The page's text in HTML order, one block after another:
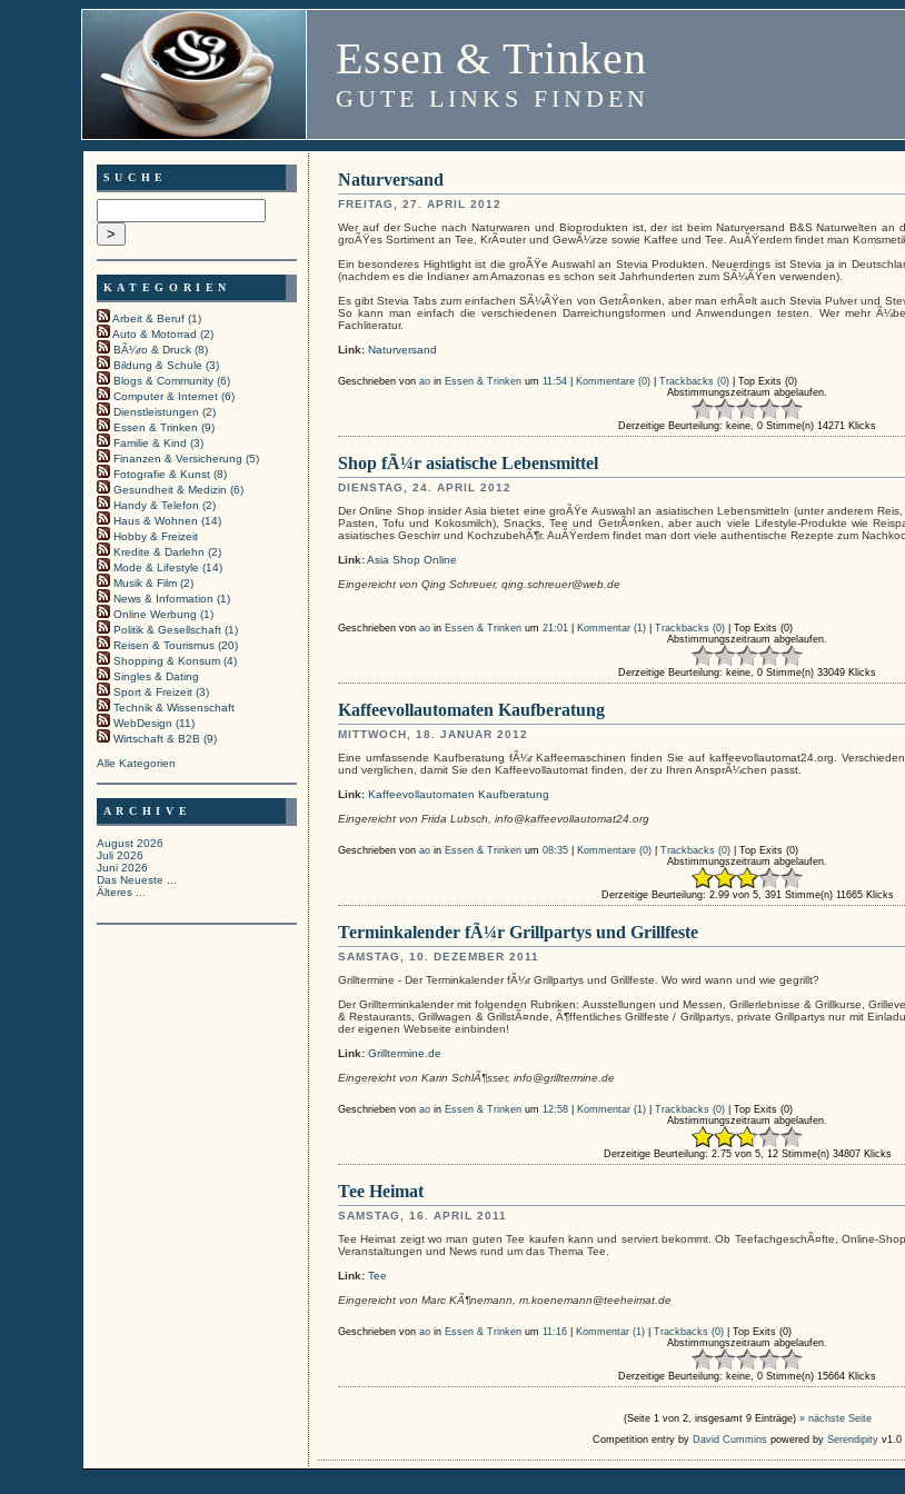
Essen & Trinken
GUTE LINKS FINDEN
SUCHE
KATEGORIEN
Arbeit & Beruf (1)
Auto & Motorrad (2)
BÃ¼ro & Druck (8)
Bildung & Schule (3)
Blogs & Community (6)
Computer & Internet (6)
Dienstleistungen (2)
Essen & Trinken (9)
Familie & Kind (3)
Finanzen & Versicherung (5)
Fotografie & Kunst (8)
Gesundheit & Medizin (6)
Handy & Telefon (2)
Haus & Wohnen (14)
Hobby & Freizeit
Kredite & Darlehn (2)
Mode & Lifestyle (14)
Musik & Film (2)
News & Information (1)
Online Werbung (1)
Politik & Gesellschaft (1)
Reisen & Tourismus (20)
Shopping & Konsum (4)
Singles & Dating
Sport & Freizeit (3)
Technik & Wissenschaft
WebDesign (11)
Wirtschaft & B2B (9)
Alle Kategorien
ARCHIVE
August 2026
Juli 2026
Juni 2026
Das Neueste ...
Älteres ...
Naturversand
FREITAG, 27. APRIL 2012
Wer auf der Suche nach Naturwaren und Bioprodukten ist, der ist beim Naturversand B&S Naturwelten an
groÃŸes Sortiment an Tee, KrÃ¤uter und GewÃ¼rze sowie Kaffee und Tee. AuÃŸerdem findet man
Ein besonderes Hightlight ist die groÃŸe Auswahl an Stevia Produkten. Neuerdings ist Stevia ja in
(nachdem es die Indianer am Amazonas es schon seit Jahrhunderten zum SÃ¼ÃŸen verwenden).
Es gibt Stevia Tabs zum einfachen SÃ¼ÃŸen von GetrÃ¤nken, aber man erhÃ¤lt auch Stevia Pulver und
So kann man einfach die verschiedenen Darreichungsformen und Anwendungen testen. Wer mehr
Fachliteratur.
Link: Naturversand
Geschrieben von aoin Essen & Trinkenum 11:54| Kommentare (0)| Trackbacks (0) Top Exits (0)
Abstimmungszeitraum abgelaufen.
Derzeitige Beurteilung: keine, 0 Stimme(n) 14271 Klicks
Shop fÃ¼r asiatische Lebensmittel
DIENSTAG, 24. APRIL 2012
Der Online Shop insider Asia bietet eine groÃŸe Auswahl an asiatischen Lebensmitteln (unter anderem
Pasten, Tofu und Kokosmilch), Snacks, Tee und GetrÃ¤nken, aber auch viele Lifestyle-Produkte wie
asiatisches Geschirr und KochzubehÃ¶r. AuÃŸerdem findet man dort viele authentische Rezepte zum
Link:Asia Shop Online
Eingereicht von Qing Schreuer, qing.schreuer@web.de
Geschrieben von aoin Essen & Trinkenum 21:01| Kommentar (1)| Trackbacks (0) Top Exits (0)
Abstimmungszeitraum abgelaufen.
Derzeitige Beurteilung: keine, 0 Stimme(n) 33049 Klicks
Kaffeevollautomaten Kaufberatung
MITTWOCH, 18. JANUAR 2012
Eine umfassende Kaufberatung fÃ¼r Kaffeemaschinen finden Sie auf kaffeevollautomat24.org.
und verglichen, damit Sie den Kaffeevollautomat finden, der zu Ihren AnsprÃ¼chen passt.
Link: Kaffeevollautomaten Kaufberatung
Eingereicht von Frida Lubsch, info@kaffeevollautomat24.org
Geschrieben von aoin Essen & Trinkenum 08:35| Kommentare (0)| Trackbacks (0) Top Exits (0)
Abstimmungszeitraum abgelaufen.
Derzeitige Beurteilung: 2.99 von 5, 391 Stimme(n)11665 Klicks
Terminkalender fÃ¼r Grillpartys und Grillfeste
SAMSTAG, 10. DEZEMBER 2011
Grilltermine - Der Terminkalender fÃ¼r Grillpartys und Grillfeste. Wo wird wann und wie gegrillt?
Der Grillterminkalender mit folgenden Rubriken: Ausstellungen und Messen, Grillerlebnisse & Grillkurse,
& Restaurants, Grillwagen & GrillstÃ¤nde, Ã¶ffentliches Grillfeste / Grillpartys, private Grillpartys nur mit
der eigenen Webseite einbinden!
Link: Grilltermine.de
Eingereicht von Karin SchlÃ¶sser, info@grilltermine.de
Geschrieben von aoin Essen & Trinkenum 12:58| Kommentar (1)| Trackbacks (0) Top Exits (0)
Abstimmungszeitraum abgelaufen.
Derzeitige Beurteilung: 2.75 von 5, 12 Stimme(n)34807 Klicks
Tee Heimat
SAMSTAG, 16. APRIL 2011
Tee Heimat zeigt wo man guten Tee kaufen kann und serviert bekommt. Ob TeefachgeschÃ¤fte, Online-
Veranstaltungen und News rund um das Thema Tee.
Link: Tee
Eingereicht von Marc KÃ¶nemann, m.koenemann@teeheimat.de
Geschrieben von aoin Essen & Trinkenum 11:16| Kommentar (1)| Trackbacks (0) Top Exits (0)
Abstimmungszeitraum abgelaufen.
Derzeitige Beurteilung: keine, 0 Stimme(n) 15664 Klicks
(Seite 1 von 2, insgesamt 9 Einträge) » nächste Seite
Competition entry by David Cummins powered by Serendipity v1.0